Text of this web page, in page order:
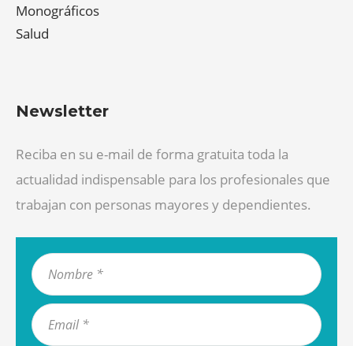
Monográficos
Salud
Newsletter
Reciba en su e-mail de forma gratuita toda la
actualidad indispensable para los profesionales que
trabajan con personas mayores y dependientes.